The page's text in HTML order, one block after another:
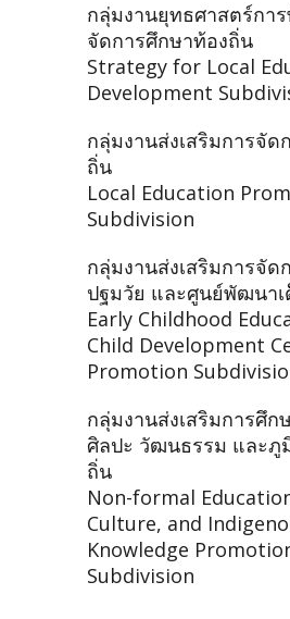
กลุ่มงานยุทธศาสตร์กา
จัดการศึกษาท้องถิ่น
Strategy for Local
Development
กลุ่มงานส่งเสริมการจัด
ถิ่น
Local Education
Subdivision
กลุ่มงานส่งเสริมการจัด
ปฐมวัย และศูนย์พัฒนาเ
Early Childhood
Child Development
Promotion
กลุ่มงานส่งเสริมการศึก
ศิลปะ วัฒนธรรม และ
ถิ่น
Non-formal
Culture, and
Knowledge
Subdivision